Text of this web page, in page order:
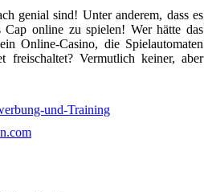
genial sind! Unter anderem, dass es
online zu spielen! Wer hätte das
Online-Casino, die Spielautomaten
freischaltet? Vermutlich keiner, aber
und-Training